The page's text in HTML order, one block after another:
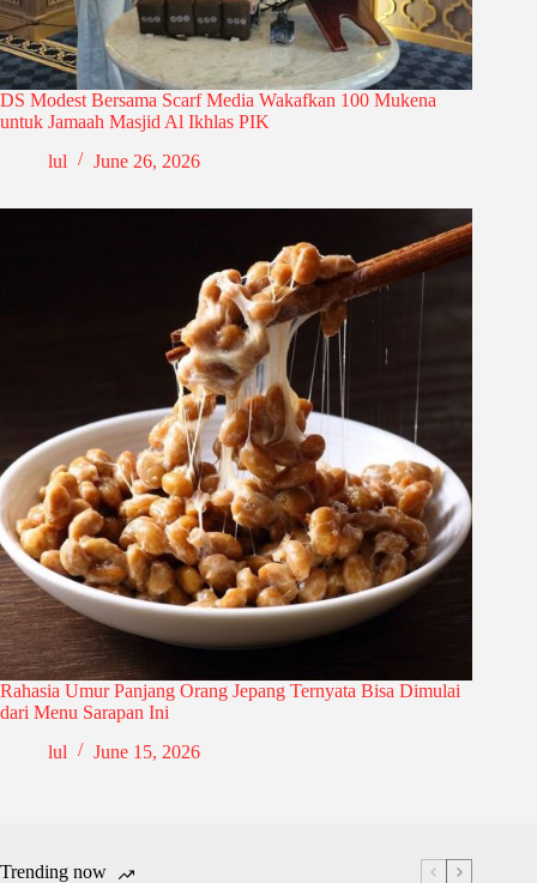
DS Modest Bersama Scarf Media Wakafkan 100 Mukena
untuk Jamaah Masjid Al Ikhlas PIK
lul
June 26, 2026
Rahasia Umur Panjang Orang Jepang Ternyata Bisa Dimulai
dari Menu Sarapan Ini
lul
June 15, 2026
Trending now